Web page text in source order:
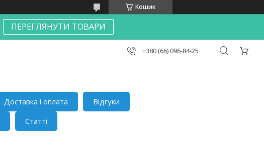
Кошик
ПЕРЕГЛЯНУТИ ТОВАРИ
+380 (66) 096-84-25
Доставка і оплата
Відгуки
Статті